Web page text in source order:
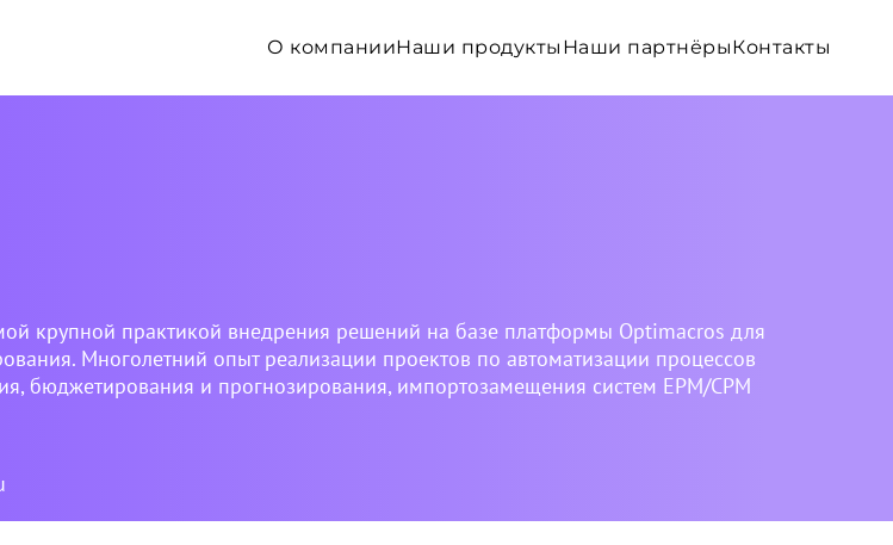
О компанииНаши продукты Наши партнёры Контакты
крупной практикой внедрения решений на базе платформы Optimacros для
Многолетний опыт реализации проектов по автоматизации процессов
бюджетирования и прогнозирования, импортозамещения систем EPM/CPM